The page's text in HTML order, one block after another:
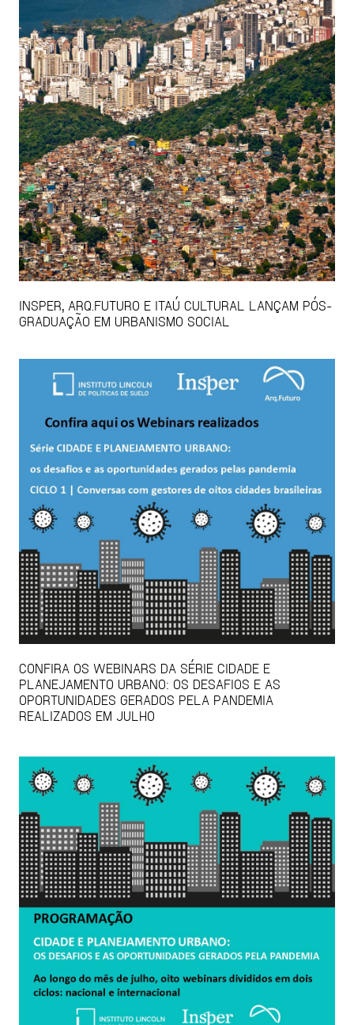
INSPER, ARQ.FUTURO E ITAÚ CULTURAL LANÇAM PÓS-
GRADUAÇÃO EM URBANISMO SOCIAL
CONFIRA OS WEBINARS DA SÉRIE CIDADE E
PLANEJAMENTO URBANO: OS DESAFIOS E AS
OPORTUNIDADES GERADOS PELA PANDEMIA
REALIZADOS EM JULHO